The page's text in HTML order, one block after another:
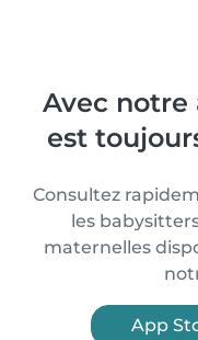
Avec notre
est
Consultez
les
maternelles
App